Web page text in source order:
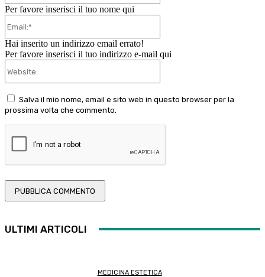
Per favore inserisci il tuo nome qui
Hai inserito un indirizzo email errato!
Per favore inserisci il tuo indirizzo e-mail qui
Salva il mio nome, email e sito web in questo browser per la
prossima volta che commento.
ULTIMI ARTICOLI
MEDICINA ESTETICA